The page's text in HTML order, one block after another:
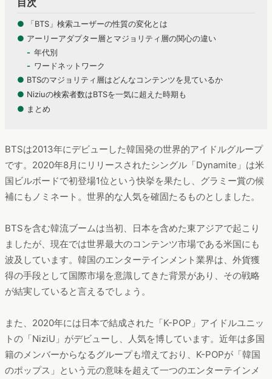
目次
● 「BTS」検索ユーザーの性質の変化とは
● アーリーアダプター層とマジョリティ層の関心の違い
年代別
ワードネットワーク
● BTSのマジョリティ層はどんなコンテンツを見ているか
● Niziuの検索者数はBTSを一気に超えた時期も
● まとめ
BTSは2013年にデビューした韓国発の世界的アイドルグループ
です。2020年8月にリリースされたシングル「Dynamite」は米
国ビルボードで初登場1位という快挙を果たし、グラミー賞の候
補にもノミネート。世界的な人気を確固たるものとしました。
BTSを含む韓流ブームは当初、日本を含めた東アジアで起こり
ましたが、現在では世界最大のコンテンツ市場である米国にも
波及しています。韓国のエンターテインメント業界は、外貨獲
得の手段として国際市場を意識してきた背景があり、その戦略
が結実していると言えるでしょう。
また、2020年には日本で結成された「K-POP」アイドルユニッ
トの「NiziU」がデビューし、人気を博しています。近年は多国
籍のメンバーからなるグループも増えており、K-POPが「韓国
のポップス」という元の意味を超えて一つのエンターテインメ